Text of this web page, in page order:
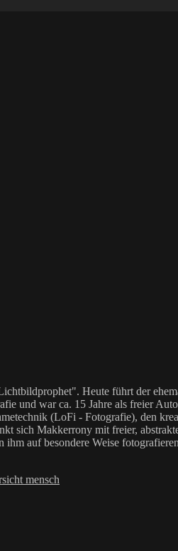
Heute führt der
und war ca. 15 Jahre als freier
(LoFi - Fotografie), den
sich Makkerrony mit freier,
auf besondere Weise
mensch